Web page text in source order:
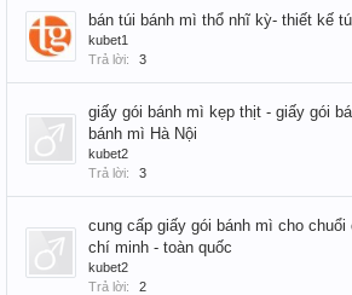
bán túi bánh mì thổ nhĩ kỳ- thiết kế
kubet1
Trả lời:
3
giấy gói bánh mì kẹp thịt - giấy gói
bánh mì Hà Nội
kubet2
Trả lời:
3
cung cấp giấy gói bánh mì cho
chí minh - toàn quốc
kubet2
Trả lời:
2